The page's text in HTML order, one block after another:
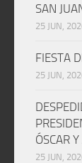
SAN
25 JUN,
FIESTA
25 JUN,
ÓSCAR
25 JUN,